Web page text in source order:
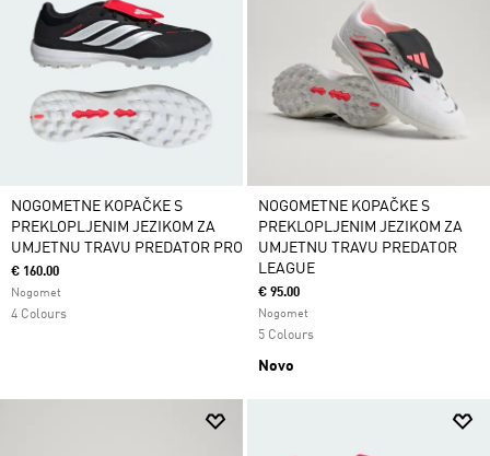
NOGOMETNE KOPAČKE S
PREKLOPLJENIM JEZIKOM ZA
UMJETNU TRAVU PREDATOR PRO
€ 160.00
Nogomet
4 Colours
NOGOMETNE KOPAČKE S
PREKLOPLJENIM JEZIKOM ZA
UMJETNU TRAVU PREDATOR
LEAGUE
€ 95.00
Nogomet
5 Colours
Novo